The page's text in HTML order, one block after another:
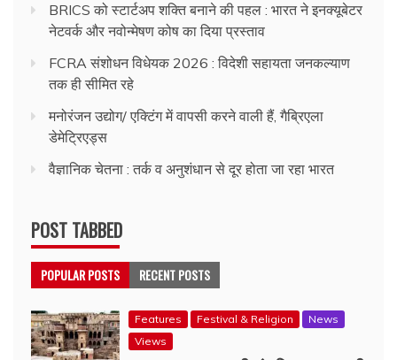
BRICS को स्टार्टअप शक्ति बनाने की पहल : भारत ने इनक्यूबेटर
नेटवर्क और नवोन्मेषण कोष का दिया प्रस्ताव
FCRA संशोधन विधेयक 2026 : विदेशी सहायता जनकल्याण
तक ही सीमित रहे
मनोरंजन उद्योग/ एक्टिंग में वापसी करने वाली हैं, गैब्रिएला
डेमेट्रिएड्स
वैज्ञानिक चेतना : तर्क व अनुशंधान से दूर होता जा रहा भारत
POST TABBED
POPULAR POSTS RECENT POSTS
Features Festival & Religion
News
Views